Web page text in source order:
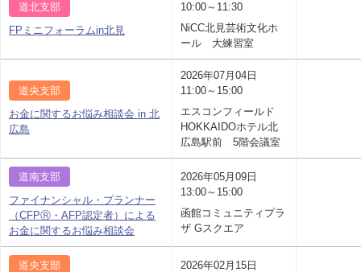
道北支部
FPミニフォーラムin北見
10:00～11:30
NiCC北見芸術文化ホ
ール 大練習室
道央支部
お金に関するお悩み相談会 in 北
広島
2026年07月04日
11:00～15:00
エスコンフィールド
HOKKAIDOホテル北
広島駅前 5階会議室
道南支部
ファイナンシャル・プランナー
（CFPⓇ・AFP認定者）による
お金に関するお悩み相談会
2026年05月09日
13:00～15:00
函館コミュニティプラ
ザ Gスクエア
道央支部
2026年02月15日